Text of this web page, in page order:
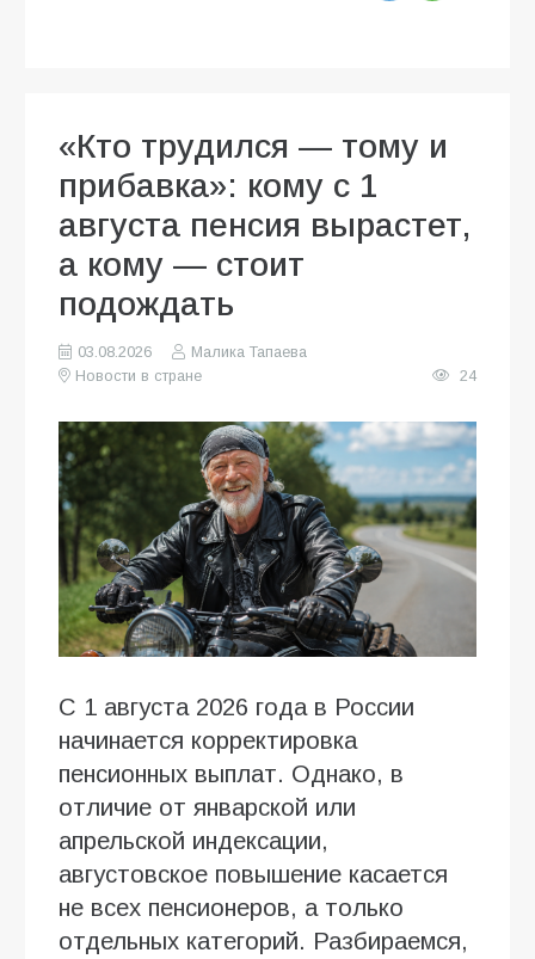
«Кто трудился — тому и
прибавка»: кому с 1
августа пенсия вырастет,
а кому — стоит
подождать
03.08.2026
Малика Тапаева
Новости в стране
24
С 1 августа 2026 года в России
начинается корректировка
пенсионных выплат. Однако, в
отличие от январской или
апрельской индексации,
августовское повышение касается
не всех пенсионеров, а только
отдельных категорий. Разбираемся,